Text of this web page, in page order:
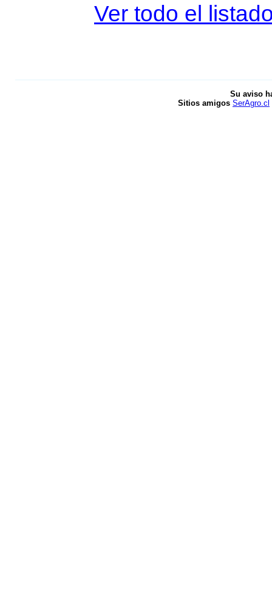
Ver todo el
Su aviso
Sitios amigos SerAgro.cl